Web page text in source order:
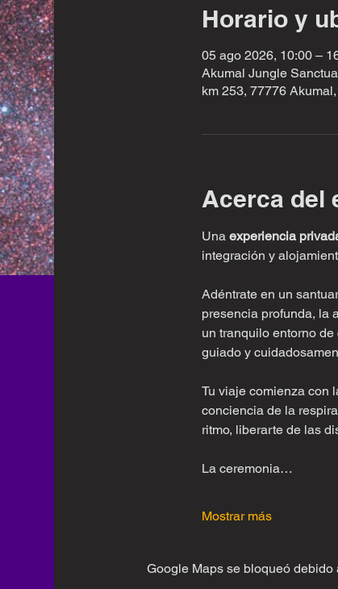
Horario y
05 ago 2026, 10:00 –
Akumal Jungle
km 253, 77776
Acerca del
Una experiencia
integración y
Adéntrate en un
presencia profunda, la
un tranquilo entorno
guiado y
Tu viaje comienza con
conciencia de la
ritmo, liberarte de las
La ceremonia…
Mostrar más
Google Maps se bloqueó